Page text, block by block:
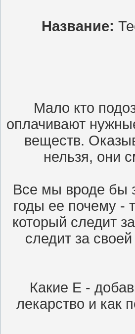
Название:
Мало кто
оплачивают
веществ.
нельзя, они
Все мы вроде бы
годы ее почему -
который следит
следит за
Какие Е -
лекарство и как